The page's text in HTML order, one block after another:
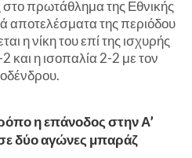
στο πρωτάθλημα της Εθνικής
αποτελέσματα της περιόδου
η νίκη του επί της ισχυρής
και η ισοπαλία 2-2 με τον
η επάνοδος στην Α’
δύο αγώνες μπαράζ